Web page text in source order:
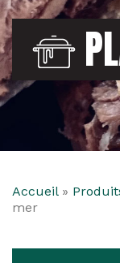
Accueil»
mer